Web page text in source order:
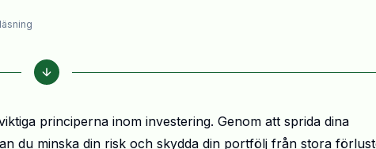
principerna inom investering. Genom att sprida dina
du minska din risk och skydda din portfölj från stora